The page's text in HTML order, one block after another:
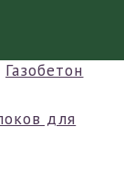
Газобетон